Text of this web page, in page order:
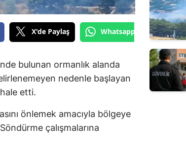
X'de Paylaş Whatsapp'tan Gönder
bulunan ormanlık alanda
nedenle başlayan
etti.
önlemek amacıyla bölgeye
çalışmalarına